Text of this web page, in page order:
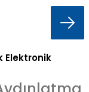
Elektronik